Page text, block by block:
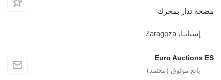
مضخة تدار بمحرك
إسبانيا، Zaragoza
Euro Auctions ES